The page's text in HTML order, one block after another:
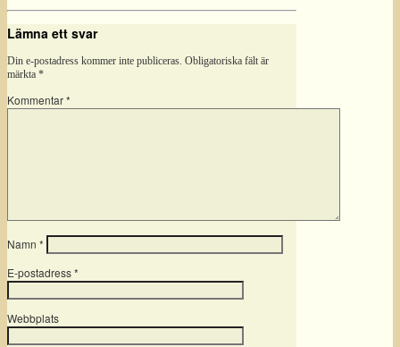
Lämna ett svar
Din e-postadress kommer inte publiceras. Obligatoriska fält är
märkta *
Kommentar*
Namn *
E-postadress*
Webbplats